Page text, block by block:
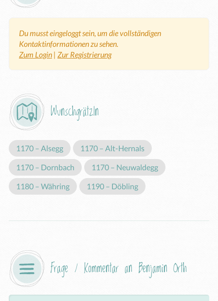
Du musst eingeloggt sein, um die vollständigen
Kontaktinformationen zu sehen.
Zum Login | Zur Registrierung
Wunschgrätzln
1170 – Alsegg 1170 – Alt-Hernals
1170 – Dornbach 1170 – Neuwaldegg
1180 – Währing 1190 – Döbling
Frage / Kommentar an Benjamin Orth